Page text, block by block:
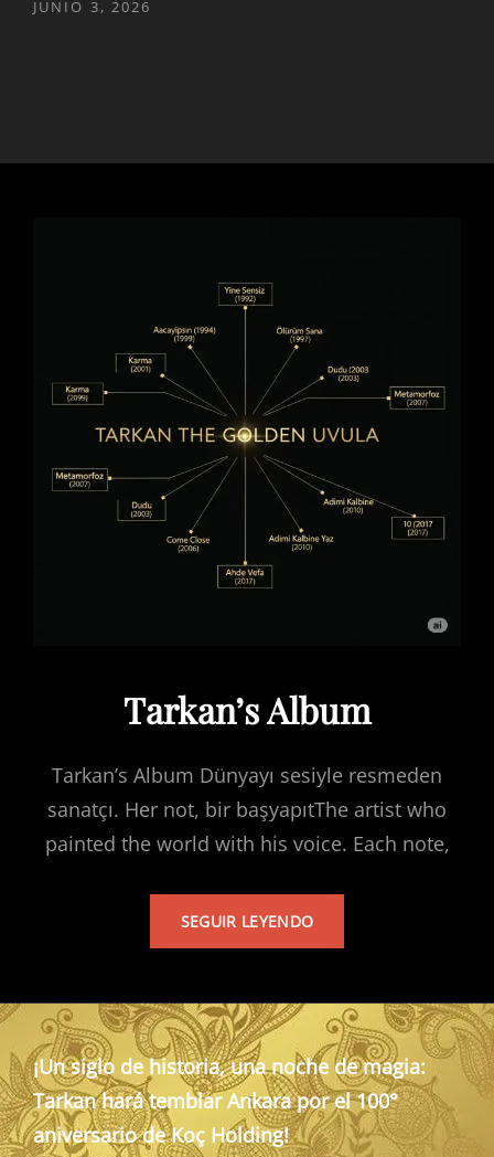
PUBLICADO
JUNIO 3, 2026
Tarkan’s Album
Tarkan’s Album Dünyayı sesiyle resmeden
sanatçı. Her not, bir başyapıtThe artist who
painted the world with his voice. Each note,
SEGUIR LEYENDOTARKAN’S
¡Un siglo de historia, una noche de magia:
Tarkan hará temblar Ankara por el 100°
aniversario de Koç Holding!